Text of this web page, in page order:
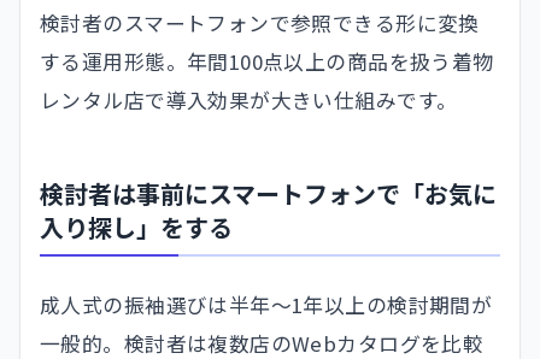
検討者のスマートフォンで参照できる形に変換
する運用形態。年間100点以上の商品を扱う着物
レンタル店で導入効果が大きい仕組みです。
検討者は事前にスマートフォンで「お気に
入り探し」をする
成人式の振袖選びは半年〜1年以上の検討期間が
一般的。検討者は複数店のWebカタログを比較